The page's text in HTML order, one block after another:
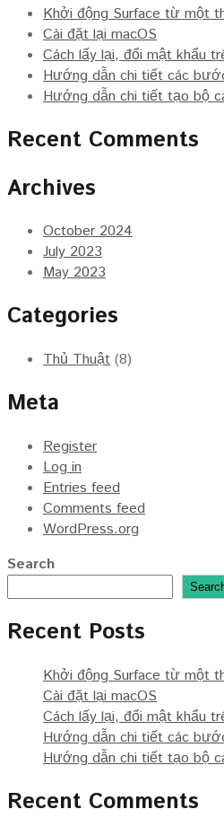
Khởi động Surface từ một
Cài đặt lại macOS
Cách lấy lại, đổi mật khẩu
Hướng dẫn chi tiết các
Hướng dẫn chi tiết tạo bộ
Recent Comments
Archives
October 2024
July 2023
May 2023
Categories
Thủ Thuật (8)
Meta
Register
Log in
Entries feed
Comments feed
WordPress.org
Search
Recent Posts
Khởi động Surface từ một
Cài đặt lại macOS
Cách lấy lại, đổi mật khẩu
Hướng dẫn chi tiết các
Hướng dẫn chi tiết tạo bộ
Recent Comments